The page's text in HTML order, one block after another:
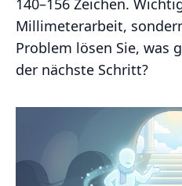
140–156 Zeichen.
Millimeterarbeit,
Problem lösen Sie, was
der nächste Schritt?